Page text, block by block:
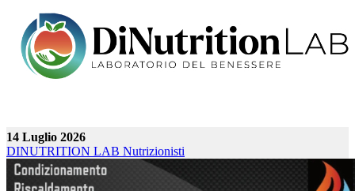
14 Luglio 2026
DINUTRITION LAB Nutrizionisti